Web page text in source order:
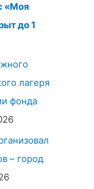
«Моя
до 1
лагеря
фонда
– город